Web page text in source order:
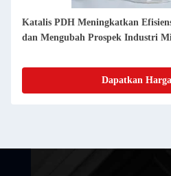
Katalis PDH Meningkatkan
dan Mengubah Prospek Industri
Dapatkan